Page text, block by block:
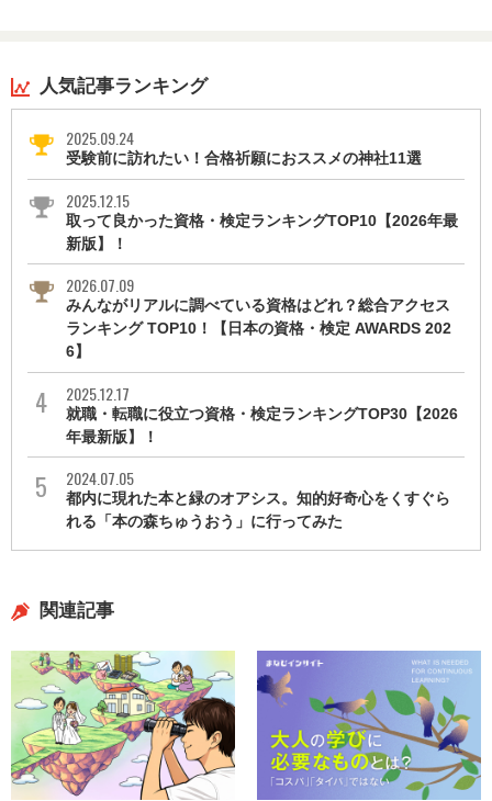
人気記事ランキング
2025.09.24
受験前に訪れたい！合格祈願におススメの神社11選
2025.12.15
取って良かった資格・検定ランキングTOP10【2026年最
新版】！
2026.07.09
みんながリアルに調べている資格はどれ？総合アクセス
ランキング TOP10！【日本の資格・検定 AWARDS 202
6】
2025.12.17
就職・転職に役立つ資格・検定ランキングTOP30【2026
年最新版】！
2024.07.05
都内に現れた本と緑のオアシス。知的好奇心をくすぐら
れる「本の森ちゅうおう」に行ってみた
関連記事